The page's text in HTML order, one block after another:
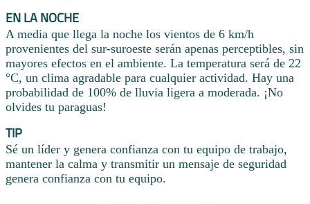
EN LA NOCHE
A media que llega la noche los vientos de 6 km/h
provenientes del sur-suroeste serán apenas perceptibles, sin
mayores efectos en el ambiente. La temperatura será de 22
°C, un clima agradable para cualquier actividad. Hay una
probabilidad de 100% de lluvia ligera a moderada. ¡No
olvides tu paraguas!
TIP
Sé un líder y genera confianza con tu equipo de trabajo,
mantener la calma y transmitir un mensaje de seguridad
genera confianza con tu equipo.